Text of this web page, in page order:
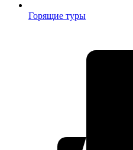
Горящие туры